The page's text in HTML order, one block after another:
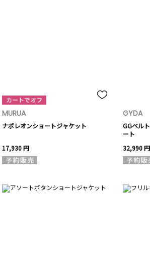
MURUA
ナポレオンショートジャケット
17,930 円
GYDA
GGベル
ート
32,990 円